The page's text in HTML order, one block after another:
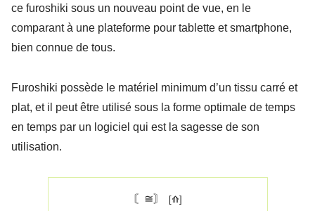
ce furoshiki sous un nouveau point de vue, en le
comparant à une plateforme pour tablette et smartphone,
bien connue de tous.
Furoshiki possède le matériel minimum d’un tissu carré et
plat, et il peut être utilisé sous la forme optimale de temps
en temps par un logiciel qui est la sagesse de son
utilisation.
〘≅〙